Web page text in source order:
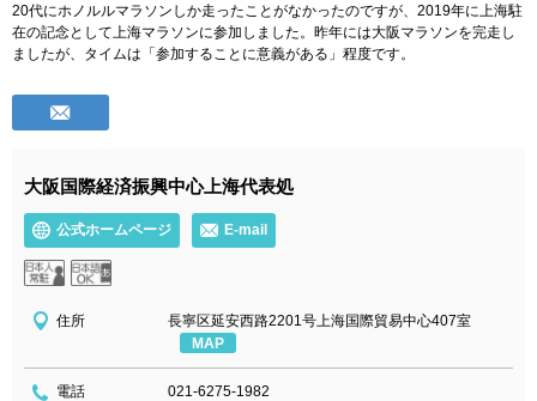
20代にホノルルマラソンしか走ったことがなかったのですが、2019年に上海駐
在の記念として上海マラソンに参加しました。昨年には大阪マラソンを完走し
ましたが、タイムは「参加することに意義がある」程度です。
大阪国際経済振興中心上海代表処
公式ホームページ E-mail
住所
長寧区延安西路2201号上海国際貿易中心407室
MAP
電話 021-6275-1982